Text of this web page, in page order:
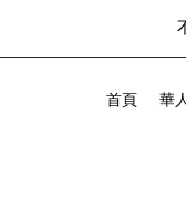
首頁 華